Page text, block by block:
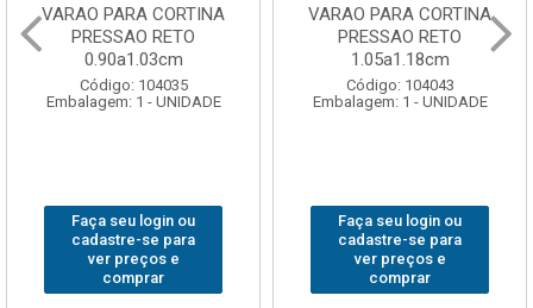
VARAO PARA CORTINA
PRESSAO RETO
1.05a1.18cm
Código: 104043
Embalagem: 1 - UNIDADE
Faça seu login ou
cadastre-se para
ver preços e
comprar
VARAO PARA CORTINA
PRESSAO RETO
1.20a1.33cm
Código: 104051
Embalagem: 1 - UNIDADE
Faça seu login ou
cadastre-se para
ver preços e
comprar